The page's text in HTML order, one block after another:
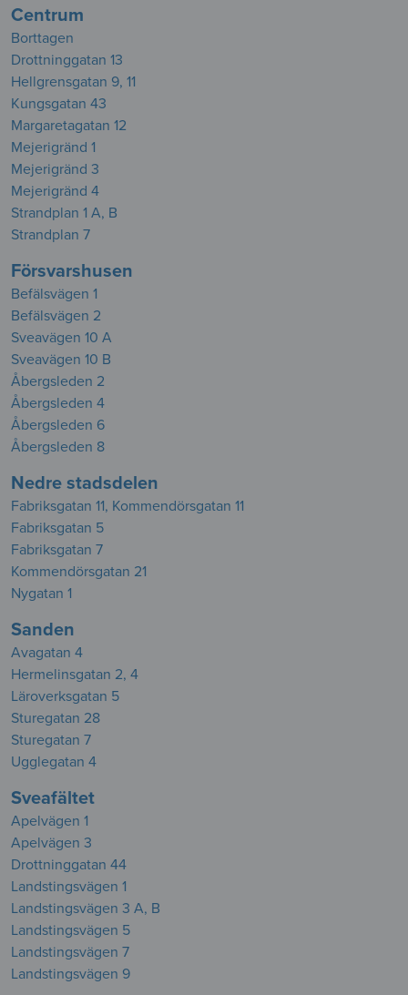
Centrum
Borttagen
Drottninggatan 13
Hellgrensgatan 9, 11
Kungsgatan 43
Margaretagatan 12
Mejerigränd 1
Mejerigränd 3
Mejerigränd 4
Strandplan 1 A, B
Strandplan 7
Försvarshusen
Befälsvägen 1
Befälsvägen 2
Sveavägen 10 A
Sveavägen 10 B
Åbergsleden 2
Åbergsleden 4
Åbergsleden 6
Åbergsleden 8
Nedre stadsdelen
Fabriksgatan 11, Kommendörsgatan 11
Fabriksgatan 5
Fabriksgatan 7
Kommendörsgatan 21
Nygatan 1
Sanden
Avagatan 4
Hermelinsgatan 2, 4
Läroverksgatan 5
Sturegatan 28
Sturegatan 7
Ugglegatan 4
Sveafältet
Apelvägen 1
Apelvägen 3
Drottninggatan 44
Landstingsvägen 1
Landstingsvägen 3 A, B
Landstingsvägen 5
Landstingsvägen 7
Landstingsvägen 9